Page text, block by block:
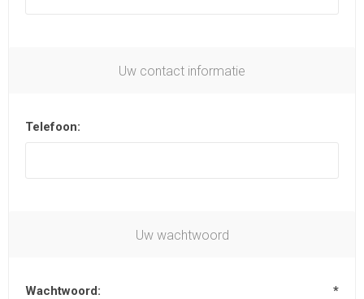
Uw contact informatie
Telefoon:
Uw wachtwoord
Wachtwoord: *